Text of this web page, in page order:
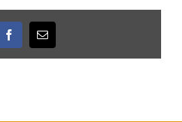
Facebook
E-
Mail